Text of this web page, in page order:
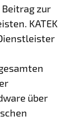
zur
KATEK
über